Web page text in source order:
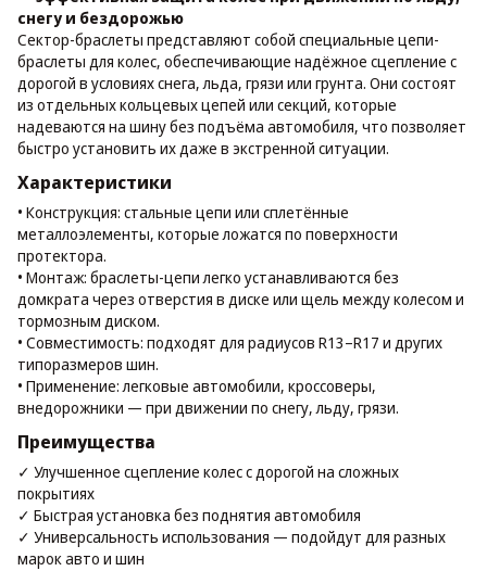
снегу и бездорожью
Сектор-браслеты представляют собой специальные цепи-
браслеты для колес, обеспечивающие надёжное сцепление с
дорогой в условиях снега, льда, грязи или грунта. Они состоят
из отдельных кольцевых цепей или секций, которые
надеваются на шину без подъёма автомобиля, что позволяет
быстро установить их даже в экстренной ситуации.
Характеристики
• Конструкция: стальные цепи или сплетённые
металлоэлементы, которые ложатся по поверхности
протектора.
• Монтаж: браслеты-цепи легко устанавливаются без
домкрата через отверстия в диске или щель между колесом и
тормозным диском.
• Совместимость: подходят для радиусов R13–R17 и других
типоразмеров шин.
• Применение: легковые автомобили, кроссоверы,
внедорожники — при движении по снегу, льду, грязи.
Преимущества
✓ Улучшенное сцепление колес с дорогой на сложных
покрытиях
✓ Быстрая установка без поднятия автомобиля
✓ Универсальность использования — подойдут для разных
марок авто и шин